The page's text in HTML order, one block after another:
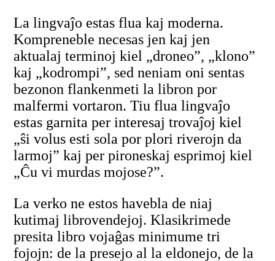
La lingvaĵo estas flua kaj moderna.
Kompreneble necesas jen kaj jen
aktualaj terminoj kiel „droneo”, „klono”
kaj „kodrompi”, sed neniam oni sentas
bezonon flankenmeti la libron por
malfermi vortaron. Tiu flua lingvaĵo
estas garnita per interesaj trovaĵoj kiel
„ŝi volus esti sola por plori riverojn da
larmoj” kaj per pironeskaj esprimoj kiel
„Ĉu vi murdas mojose?”.
La verko ne estos havebla de niaj
kutimaj librovendejoj. Klasikrimede
presita libro vojaĝas minimume tri
fojojn: de la presejo al la eldonejo, de la